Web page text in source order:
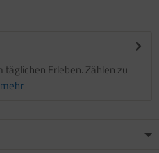
Erleben. Zählen zu
mehr